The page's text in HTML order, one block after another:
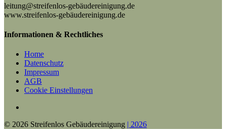
leitung@streifenlos-gebäudereinigung.de
www.streifenlos-gebäudereinigung.de
Informationen & Rechtliches
Home
Datenschutz
Impressum
AGB
Cookie Einstellungen
© 2026 Streifenlos Gebäudereinigung | 2026